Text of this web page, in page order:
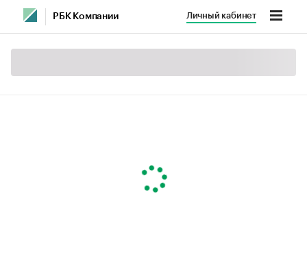
РБК Компании Личный кабинет